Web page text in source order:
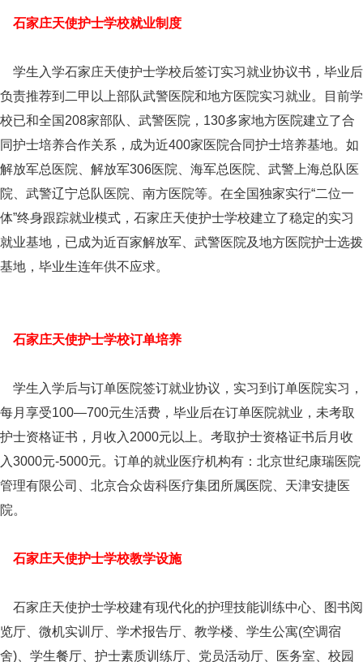
石家庄天使护士学校就业制度
学生入学石家庄天使护士学校后签订实习就业协议书，毕业后
负责推荐到二甲以上部队武警医院和地方医院实习就业。目前学
校已和全国208家部队、武警医院，130多家地方医院建立了合
同护士培养合作关系，成为近400家医院合同护士培养基地。如
解放军总医院、解放军306医院、海军总医院、武警上海总队医
院、武警辽宁总队医院、南方医院等。在全国独家实行“二位一
体”终身跟踪就业模式，石家庄天使护士学校建立了稳定的实习
就业基地，已成为近百家解放军、武警医院及地方医院护士选拨
基地，毕业生连年供不应求。
石家庄天使护士学校订单培养
学生入学后与订单医院签订就业协议，实习到订单医院实习，
每月享受100—700元生活费，毕业后在订单医院就业，未考取
护士资格证书，月收入2000元以上。考取护士资格证书后月收
入3000元-5000元。订单的就业医疗机构有：北京世纪康瑞医院
管理有限公司、北京合众齿科医疗集团所属医院、天津安捷医
院。
石家庄天使护士学校教学设施
石家庄天使护士学校建有现代化的护理技能训练中心、图书阅
览厅、微机实训厅、学术报告厅、教学楼、学生公寓(空调宿
舍)、学生餐厅、护士素质训练厅、党员活动厅、医务室、校园